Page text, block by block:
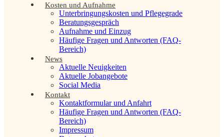
Kosten und Aufnahme
Unterbringungskosten und Pflegegrade
Beratungsgespräch
Aufnahme und Einzug
Häufige Fragen und Antworten (FAQ-
Bereich)
News
Aktuelle Neuigkeiten
Aktuelle Jobangebote
Social Media
Kontakt
Kontaktformular und Anfahrt
Häufige Fragen und Antworten (FAQ-
Bereich)
Impressum